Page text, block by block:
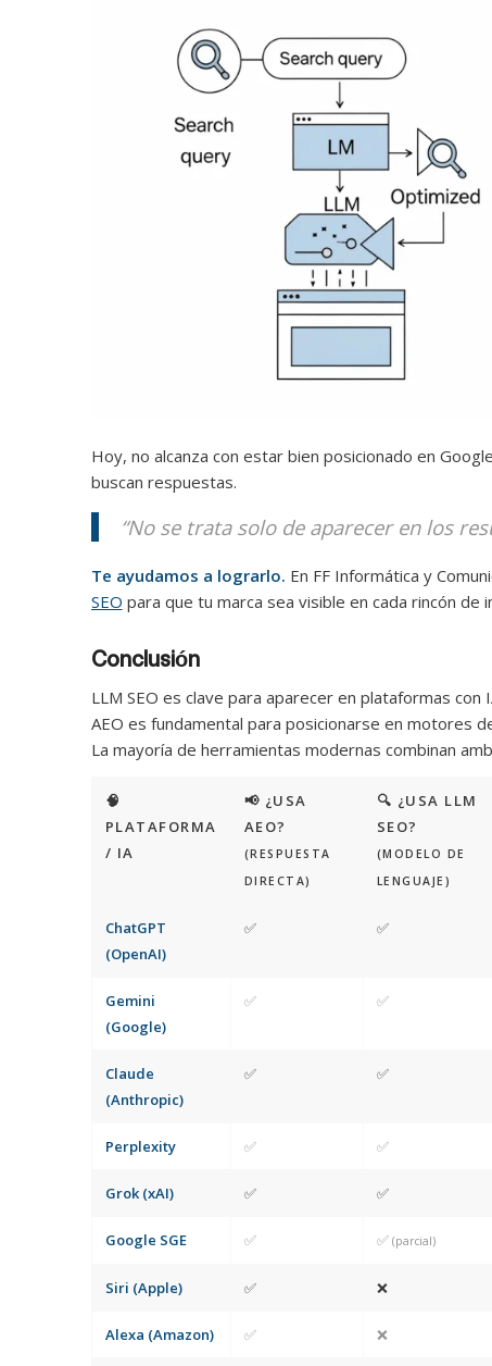
Hoy, no alcanza con estar bien posicionado en
buscan respuestas.
“No se trata solo de aparecer en los
Te ayudamos a lograrlo. En FF Informática y
SEO para que tu marca sea visible en cada rincón de
Conclusión
LLM SEO es clave para aparecer en plataformas con
AEO es fundamental para posicionarse en motores
La mayoría de herramientas modernas combinan
🧠
PLATAFORMA
/ IA
📢 ¿USA
AEO?
(RESPUESTA
DIRECTA)
🔍 ¿USA LLM
SEO?
(MODELO DE
LENGUAJE)
ChatGPT
(OpenAI)
✅ ✅
Gemini
(Google)
✅ ✅
Claude
(Anthropic)
✅ ✅
Perplexity ✅ ✅
Grok (xAI) ✅ ✅
Google SGE ✅ ✅ (parcial)
Siri (Apple) ✅ ❌
Alexa (Amazon) ✅ ❌